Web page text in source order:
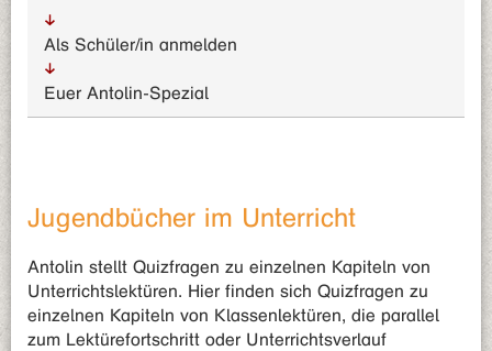
Als Schüler/in anmelden
Euer Antolin-Spezial
Jugendbücher im Unterricht
Antolin stellt Quizfragen zu einzelnen Kapiteln von
Unterrichtslektüren. Hier finden sich Quizfragen zu
einzelnen Kapiteln von Klassenlektüren, die parallel
zum Lektürefortschritt oder Unterrichtsverlauf